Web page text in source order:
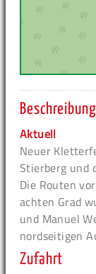
Beschreibung
Aktuell
Neuer
Stierberg und
Die Routen
achten Grad
und Manuel
nordseitigen
Zufahrt